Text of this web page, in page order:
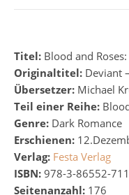
Titel: Blood and
Originaltitel: Deviant
Übersetzer: Michael
Teil einer Reihe:
Genre: Dark Romance
Erschienen:
Verlag: Festa Verlag
ISBN: 978-3-86552-
Seitenanzahl: 176